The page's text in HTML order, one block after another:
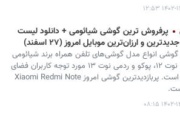
۲۸ ۱۲:۵۳
پرفروش‌ ترین گوشی شیائومی + دانلود لیست
و ارزان‌ترین موبایل امروز (۲۷ اسفند)
گوشی انواع مدل گوشی‌های تلفن همراه برند شیائومی
از قبیل نوت ۱۲، پوکو و ردمی نوت ۱۳ مورد توجه کاربران فضای
مجازی است. پربازدیدترین گوشی امروز Xiaomi Redmi Note
۲۷ ۰۸:۱۵